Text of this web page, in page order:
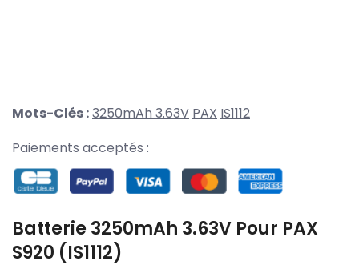
Mots-Clés :3250mAh 3.63V PAX IS1112
Paiements acceptés :
Batterie 3250mAh 3.63V Pour PAX
S920 (IS1112)